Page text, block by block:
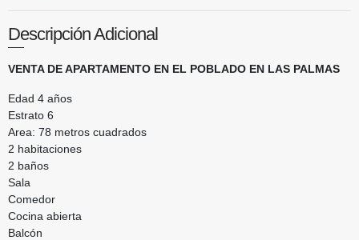
Descripción Adicional
VENTA DE APARTAMENTO EN EL POBLADO EN LAS PALMAS
Edad 4 años
Estrato 6
Area: 78 metros cuadrados
2 habitaciones
2 baños
Sala
Comedor
Cocina abierta
Balcón